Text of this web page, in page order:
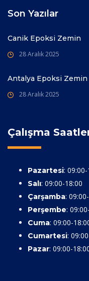
Son Yazılar
Canik Epoksi Zemin
28 Aralık 2025
Antalya Epoksi Zemin
28 Aralık 2025
Çalışma
Pazartesi:
Salı: 09:00-18:00
Çarşamba:
Perşembe:
Cuma: 09:00-
Cumartesi:
Pazar: 09:00-